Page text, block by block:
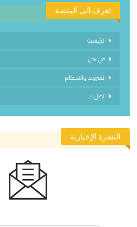
تعرف الى المنصة
الرئيسية
من نحن
الشروط والاحكام
اتصل بنا
النشرة الإخبارية